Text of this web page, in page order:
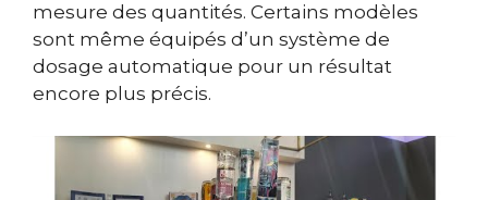
mesure des quantités. Certains modèles
sont même équipés d’un système de
dosage automatique pour un résultat
encore plus précis.